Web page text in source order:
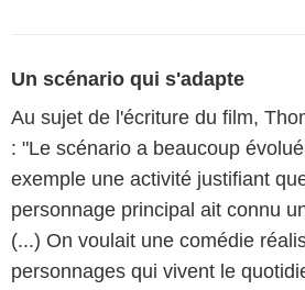
Un scénario qui s'adapte
Au sujet de l'écriture du film,
: "Le scénario a beaucoup
exemple une activité justifiant
personnage principal ait connu
(...) On voulait une comédie
personnages qui vivent le